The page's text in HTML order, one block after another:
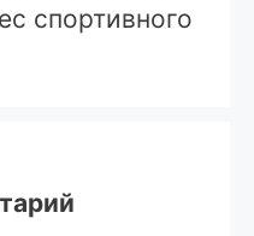
спортивного